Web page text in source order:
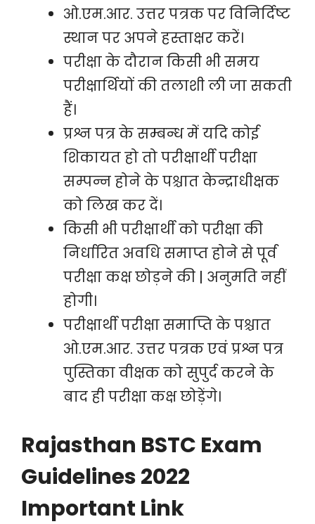
ओ.एम.आर. उत्तर पत्रक पर विनिर्दिष्ट
स्थान पर अपने हस्ताक्षर करें।
परीक्षा के दौरान किसी भी समय
परीक्षार्थियों की तलाशी ली जा सकती
हैं।
प्रश्न पत्र के सम्बन्ध में यदि कोई
शिकायत हो तो परीक्षार्थी परीक्षा
सम्पन्न होने के पश्चात केन्द्राधीक्षक
को लिख कर दें।
किसी भी परीक्षार्थी को परीक्षा की
निर्धारित अवधि समाप्त होने से पूर्व
परीक्षा कक्ष छोड़ने की | अनुमति नहीं
होगी।
परीक्षार्थी परीक्षा समाप्ति के पश्चात
ओ.एम.आर. उत्तर पत्रक एवं प्रश्न पत्र
पुस्तिका वीक्षक को सुपुर्द करने के
बाद ही परीक्षा कक्ष छोड़ेंगे।
Rajasthan BSTC Exam
Guidelines 2022
Important Link